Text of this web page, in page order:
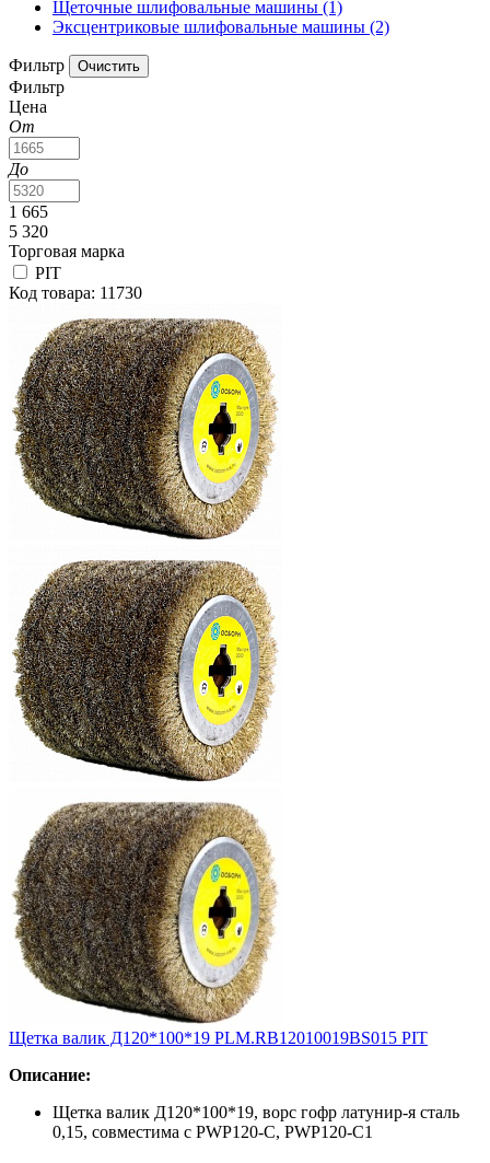
Щеточные шлифовальные машины (1)
Эксцентриковые шлифовальные машины (2)
Фильтр
Фильтр
Цена
От
До
1 665
5 320
Торговая марка
PIT
Код товара: 11730
Щетка валик Д120*100*19 PLM.RB12010019BS015 PIT
Описание:
Щетка валик Д120*100*19, ворс гофр латунир-я сталь
0,15, совместима с PWP120-C, PWP120-C1